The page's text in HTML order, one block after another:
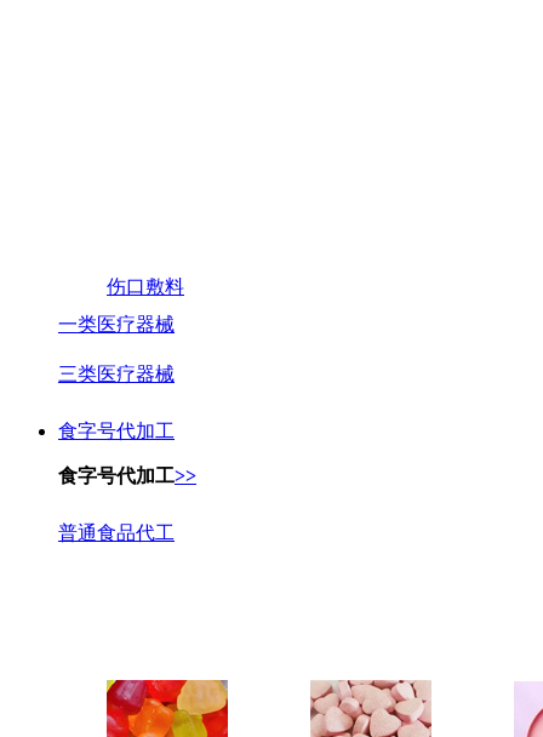
伤口敷料
一类医疗器械
三类医疗器械
食字号代加工
食字号代加工>>
普通食品代工